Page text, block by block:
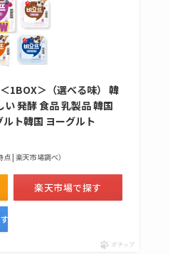
理由はなぜ？売って
ない？売ってる場所
は？代わりの代用品
も調査
クランベリージュー
スはコンビニで売っ
は？おすすめや効果
も調査
1BOX＞（選べる味） 韓
発酵 食品 乳製品 韓国
ト韓国 ヨーグルト
| 楽天市場調べ）
楽天市場で探す
ポチップ